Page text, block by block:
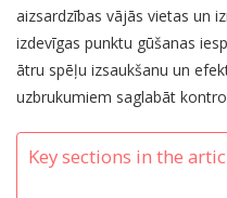
aizsardzības vājās vietas un
izdevīgas punktu gūšanas
ātru spēļu izsaukšanu un
uzbrukumiem saglabāt
Key sections in the